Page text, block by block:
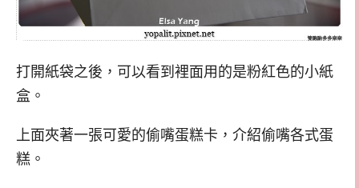
打開紙袋之後，可以看到裡面用的是粉紅色的小紙
盒。
上面夾著一張可愛的偷嘴蛋糕卡，介紹偷嘴各式蛋
糕。